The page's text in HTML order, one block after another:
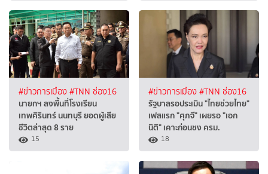
#ข่าวการเมือง#TNN ช่อง16
นายกฯ ลงพื้นที่โรงเรียน
เทพศิรินทร์ นนทบุรี ยอดผู้เสีย
ชีวิตล่าสุด 8 ราย
15
#ข่าวการเมือง#TNN ช่อง16
รัฐบาลรอประเมิน "ไทยช่วยไทย"
เฟสแรก "ศุภจี" เผยรอ "เอก
นิติ" เคาะก่อนชง ครม.
18